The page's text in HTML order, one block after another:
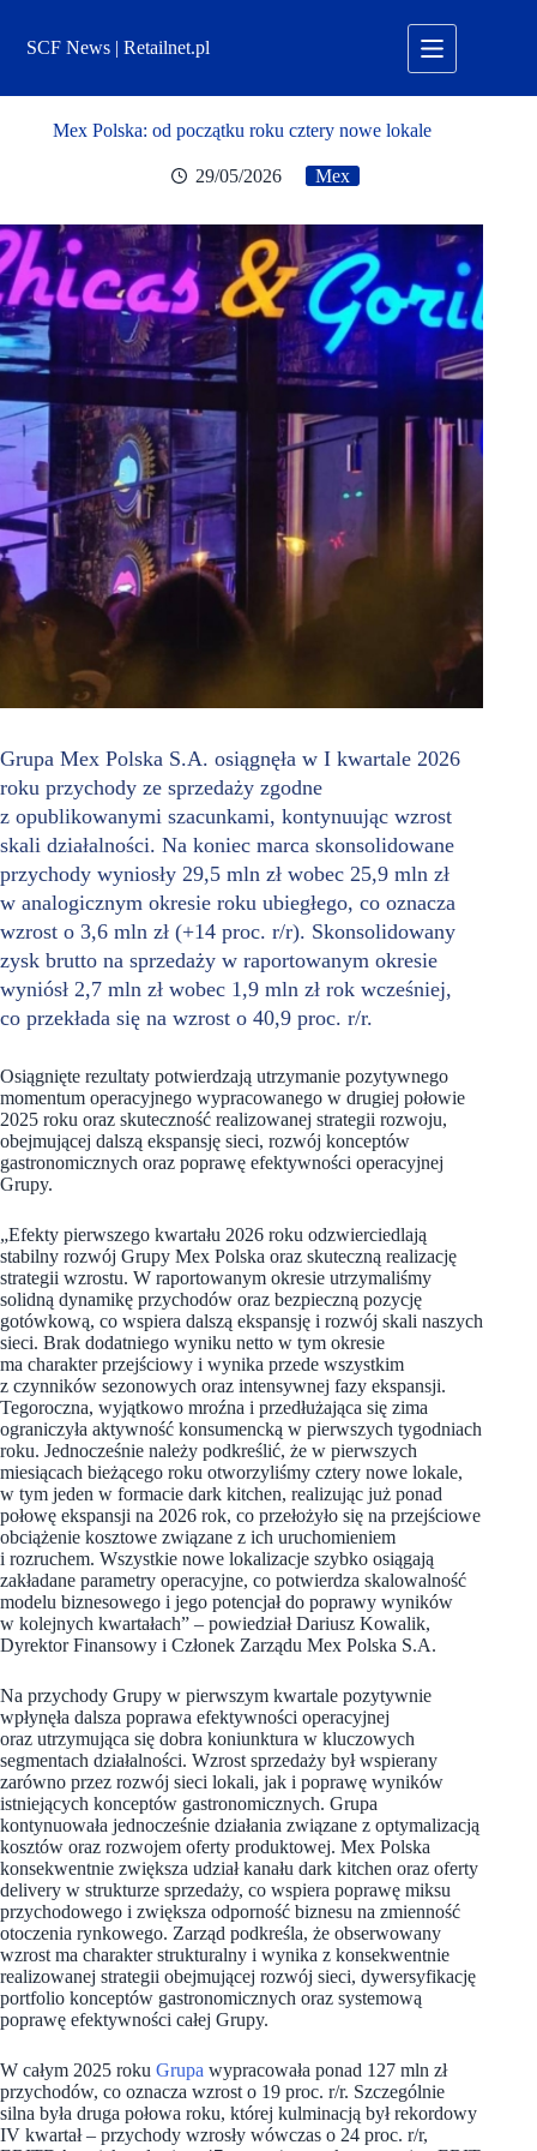
treściSCF News | Retailnet.pl
Mex Polska: od początku roku cztery nowe lokale
29/05/2026 Mex
Grupa Mex Polska S.A. osiągnęła w I kwartale 2026
roku przychody ze sprzedaży zgodne
z opublikowanymi szacunkami, kontynuując wzrost
skali działalności. Na koniec marca skonsolidowane
przychody wyniosły 29,5 mln zł wobec 25,9 mln zł
w analogicznym okresie roku ubiegłego, co oznacza
wzrost o 3,6 mln zł (+14 proc. r/r). Skonsolidowany
zysk brutto na sprzedaży w raportowanym okresie
wyniósł 2,7 mln zł wobec 1,9 mln zł rok wcześniej,
co przekłada się na wzrost o 40,9 proc. r/r.
Osiągnięte rezultaty potwierdzają utrzymanie pozytywnego
momentum operacyjnego wypracowanego w drugiej połowie
2025 roku oraz skuteczność realizowanej strategii rozwoju,
obejmującej dalszą ekspansję sieci, rozwój konceptów
gastronomicznych oraz poprawę efektywności operacyjnej
Grupy.
„Efekty pierwszego kwartału 2026 roku odzwierciedlają
stabilny rozwój Grupy Mex Polska oraz skuteczną realizację
strategii wzrostu. W raportowanym okresie utrzymaliśmy
solidną dynamikę przychodów oraz bezpieczną pozycję
gotówkową, co wspiera dalszą ekspansję i rozwój skali naszych
sieci. Brak dodatniego wyniku netto w tym okresie
ma charakter przejściowy i wynika przede wszystkim
z czynników sezonowych oraz intensywnej fazy ekspansji.
Tegoroczna, wyjątkowo mroźna i przedłużająca się zima
ograniczyła aktywność konsumencką w pierwszych tygodniach
roku. Jednocześnie należy podkreślić, że w pierwszych
miesiącach bieżącego roku otworzyliśmy cztery nowe lokale,
w tym jeden w formacie dark kitchen, realizując już ponad
połowę ekspansji na 2026 rok, co przełożyło się na przejściowe
obciążenie kosztowe związane z ich uruchomieniem
i rozruchem. Wszystkie nowe lokalizacje szybko osiągają
zakładane parametry operacyjne, co potwierdza skalowalność
modelu biznesowego i jego potencjał do poprawy wyników
w kolejnych kwartałach” – powiedział Dariusz Kowalik,
Dyrektor Finansowy i Członek Zarządu Mex Polska S.A.
Na przychody Grupy w pierwszym kwartale pozytywnie
wpłynęła dalsza poprawa efektywności operacyjnej
oraz utrzymująca się dobra koniunktura w kluczowych
segmentach działalności. Wzrost sprzedaży był wspierany
zarówno przez rozwój sieci lokali, jak i poprawę wyników
istniejących konceptów gastronomicznych. Grupa
kontynuowała jednocześnie działania związane z optymalizacją
kosztów oraz rozwojem oferty produktowej. Mex Polska
konsekwentnie zwiększa udział kanału dark kitchen oraz oferty
delivery w strukturze sprzedaży, co wspiera poprawę miksu
przychodowego i zwiększa odporność biznesu na zmienność
otoczenia rynkowego. Zarząd podkreśla, że obserwowany
wzrost ma charakter strukturalny i wynika z konsekwentnie
realizowanej strategii obejmującej rozwój sieci, dywersyfikację
portfolio konceptów gastronomicznych oraz systemową
poprawę efektywności całej Grupy.
W całym 2025 roku Grupa wypracowała ponad 127 mln zł
przychodów, co oznacza wzrost o 19 proc. r/r. Szczególnie
silna była druga połowa roku, której kulminacją był rekordowy
IV kwartał – przychody wzrosły wówczas o 24 proc. r/r,